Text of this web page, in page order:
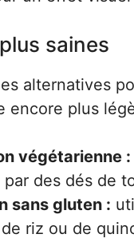
saines
alternatives
encore plus
végétarienne :
par des dés de
sans gluten :
riz ou de